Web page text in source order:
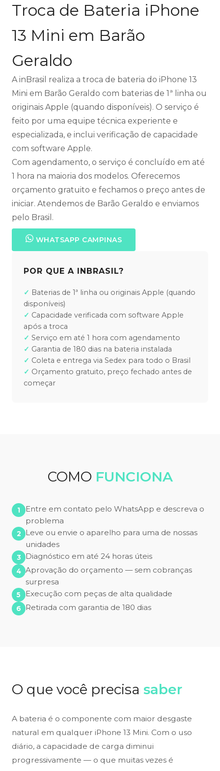
Troca de Bateria iPhone
13 Mini em Barão
Geraldo
A inBrasil realiza a troca de bateria do iPhone 13
Mini em Barão Geraldo com baterias de 1ª linha ou
originais Apple (quando disponíveis). O serviço é
feito por uma equipe técnica experiente e
especializada, e inclui verificação de capacidade
com software Apple.
Com agendamento, o serviço é concluído em até
1 hora na maioria dos modelos. Oferecemos
orçamento gratuito e fechamos o preço antes de
iniciar. Atendemos de Barão Geraldo e enviamos
pelo Brasil.
WHATSAPP CAMPINAS
POR QUE A INBRASIL?
Baterias de 1ª linha ou originais Apple (quando
disponíveis)
Capacidade verificada com software Apple
após a troca
Serviço em até 1 hora com agendamento
Garantia de 180 dias na bateria instalada
Coleta e entrega via Sedex para todo o Brasil
Orçamento gratuito, preço fechado antes de
começar
COMO FUNCIONA
Entre em contato pelo WhatsApp e descreva o
problema
Leve ou envie o aparelho para uma de nossas
unidades
Diagnóstico em até 24 horas úteis
Aprovação do orçamento — sem cobranças
surpresa
Execução com peças de alta qualidade
Retirada com garantia de 180 dias
O que você precisa saber
A bateria é o componente com maior desgaste
natural em qualquer iPhone 13 Mini. Com o uso
diário, a capacidade de carga diminui
progressivamente — o que muitas vezes é